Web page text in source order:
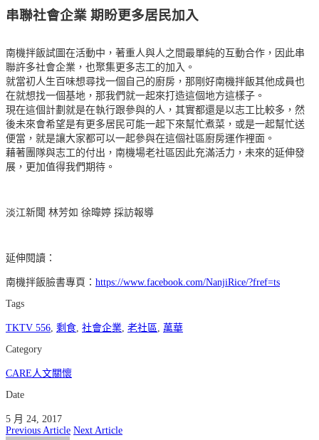
串聯社會企業 期盼更多居民加入
南機拌飯試圖在活動中，著重人與人之間最單純的互動合作，因此串
聯許多社會企業，也聚集更多志工的加入。
就當初人生百味想尋找一個自己的廚房，那剛好南機拌飯其他成員也
在就想找一個基地，那我們就一起來打造這個地方這樣子。
現在這個計劃就是在執行跟參與的人，其實都還是以志工比較多，然
後未來會希望是有更多居民可能一起下來幫忙煮菜，或是一起幫忙送
便當，就是讓大家都可以一起參與在這個社區廚房運作裡面。
藉著團隊與志工的付出，南機場老社區因此充滿活力，未來的延伸發
展，更加值得我們期待。
淡江新聞 林芳如 徐暐婷 採訪報導
延伸閱讀：
南機拌飯臉書專頁： https://www.facebook.com/NanjiRice/?fref=ts
Tags
TKTV 556 剩食 社會企業 老社區
萬華
Category
CARE人文關懷
Date
5 月 24, 2017
Previous Article Next Article